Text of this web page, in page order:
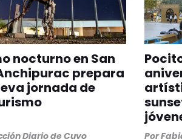
nocturno en San
prepara
jornada de
Diario de Cuyo Por